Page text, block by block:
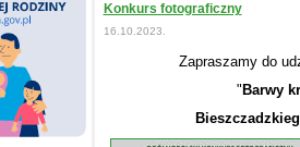
Konkurs fotograficzny
16.10.2023.
Zapraszamy do
" Barwy